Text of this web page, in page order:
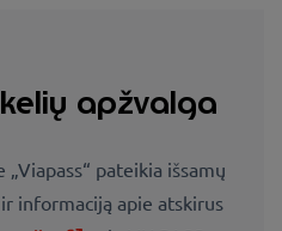
apžvalga
pateikia išsamų
informaciją apie atskirus